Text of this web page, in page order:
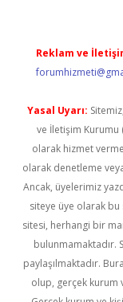
Reklam ve
Yasal Uyarı:
ve İletişim Kurumu
olarak hizmet
olarak denetleme
Ancak, üyelerimiz
siteye üye olarak bu
sitesi, herhangi bir
bulunmamaktadır.
paylaşılmaktadır.
olup, gerçek kurum